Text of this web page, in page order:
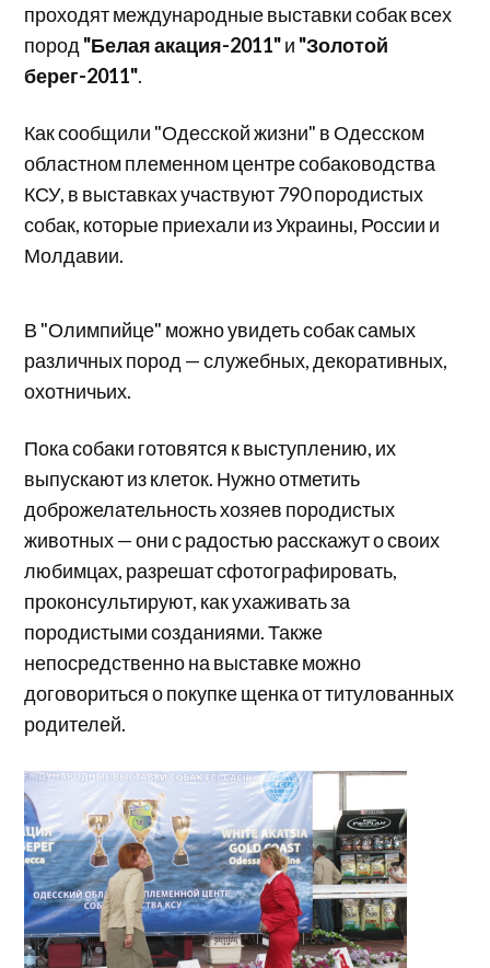
проходятмеждународныевыставки собаквсех
пород "Белая акация-2011"и "Золотой
берег-2011".
Каксообщили "Одесской жизни" вОдесском
областномплеменномцентресобаководства
КСУ, в выставках участвуют 790 породистых
собак, которые приехали из Украины, России и
Молдавии.
В "Олимпийце" можно увидеть собак самых
различных пород —служебных, декоративных,
охотничьих.
Пока собаки готовятся к выступлению, их
выпускают из клеток. Нужно отметить
доброжелательность хозяев породистых
животных — они с радостью расскажут о своих
любимцах, разрешат сфотографировать,
проконсультируют, как ухаживать за
породистыми созданиями. Также
непосредственно на выставке можно
договориться о покупке щенка от титулованных
родителей.